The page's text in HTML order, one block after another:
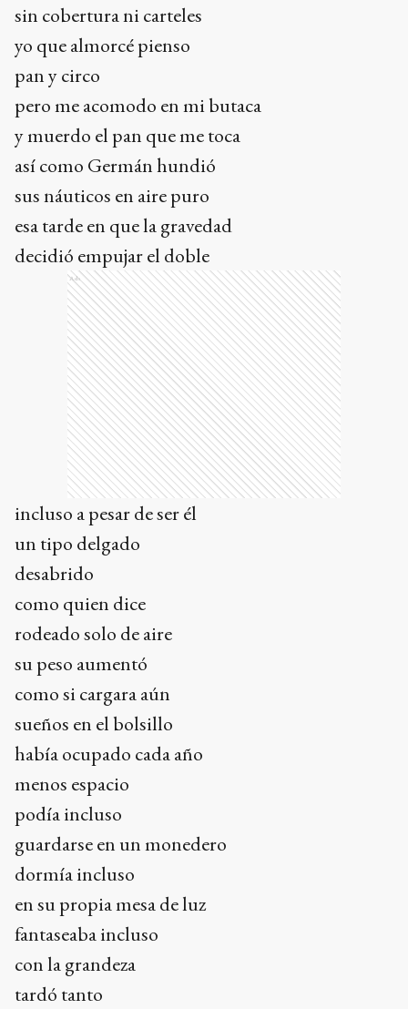
sin cobertura ni carteles
yo que almorcé pienso
pan y circo
pero me acomodo en mi butaca
y muerdo el pan que me toca
así como Germán hundió
sus náuticos en aire puro
esa tarde en que la gravedad
decidió empujar el doble
Ads
incluso a pesar de ser él
un tipo delgado
desabrido
como quien dice
rodeado solo de aire
su peso aumentó
como si cargara aún
sueños en el bolsillo
había ocupado cada año
menos espacio
podía incluso
guardarse en un monedero
dormía incluso
en su propia mesa de luz
fantaseaba incluso
con la grandeza
tardó tanto